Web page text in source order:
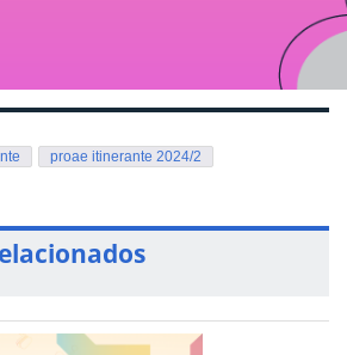
proae itinerante 2024/2